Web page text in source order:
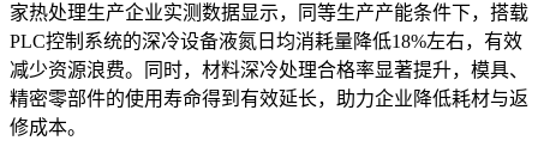
家热处理生产企业实测数据显示，同等生产产能条件下，搭载
PLC控制系统的深冷设备液氮日均消耗量降低18%左右，有效
减少资源浪费。同时，材料深冷处理合格率显著提升，模具、
精密零部件的使用寿命得到有效延长，助力企业降低耗材与返
修成本。